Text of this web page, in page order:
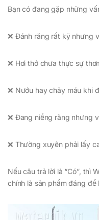
Bạn có đang gặp những
❌ Đánh răng rất kỹ nhưng
❌ Hơi thở chưa thực sự
❌ Nướu hay chảy máu khi
❌ Đang niềng răng nhưng
❌ Thường xuyên phải lấy
Nếu câu trả lời là “Có”, thì
chính là sản phẩm đáng để